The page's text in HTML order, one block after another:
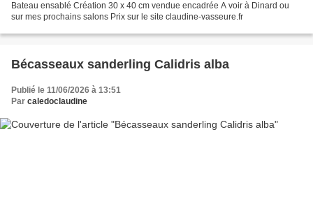
Bateau ensablé Création 30 x 40 cm vendue encadrée A voir à Dinard ou
sur mes prochains salons Prix sur le site claudine-vasseure.fr
Bécasseaux sanderling Calidris alba
Publié le 11/06/2026 à 13:51
Par caledoclaudine